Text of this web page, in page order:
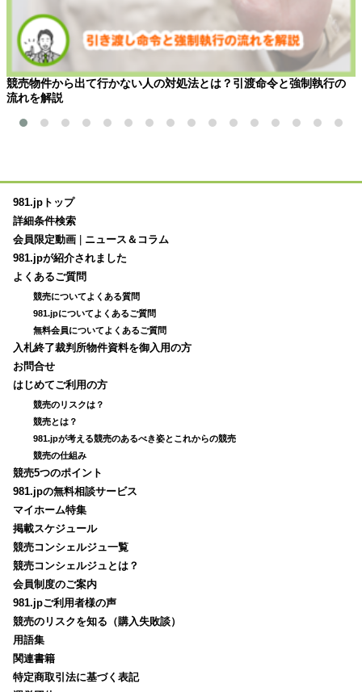
競売物件から出て行かない人の対処法とは？引渡命令と強制執行の
流れを解説
981.jpトップ
詳細条件検索
会員限定動画
ニュース＆コラム
981.jpが紹介されました
よくあるご質問
競売についてよくある質問
981.jpについてよくあるご質問
無料会員についてよくあるご質問
入札終了裁判所物件資料を御入用の方
お問合せ
はじめてご利用の方
競売のリスクは？
競売とは？
981.jpが考える競売のあるべき姿とこれからの競売
競売の仕組み
競売5つのポイント
981.jpの無料相談サービス
マイホーム特集
掲載スケジュール
競売コンシェルジュ一覧
競売コンシェルジュとは？
会員制度のご案内
981.jpご利用者様の声
競売のリスクを知る（購入失敗談）
用語集
関連書籍
特定商取引法に基づく表記